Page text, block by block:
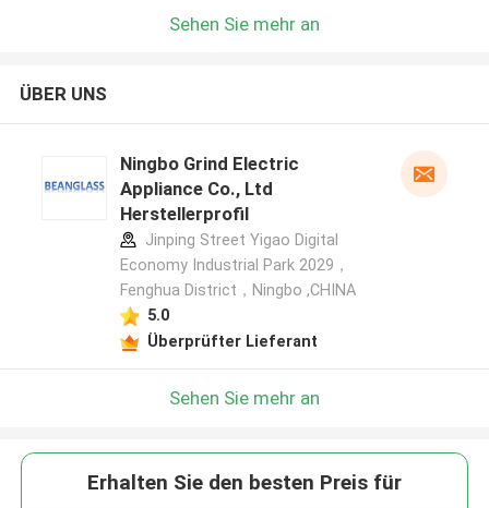
Sehen Sie mehr an
ÜBER UNS
Ningbo Grind Electric
Appliance Co., Ltd
Herstellerprofil
Jinping Street Yigao Digital
Economy Industrial Park 2029，
Fenghua District，Ningbo ,CHINA
5.0
Überprüfter Lieferant
Sehen Sie mehr an
Erhalten Sie den besten Preis für